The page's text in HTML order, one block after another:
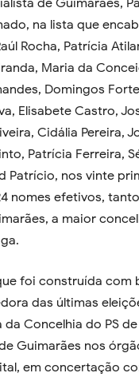
de Guimarães,
na lista que
Rocha, Patrícia
Maria da
Domingos
Elisabete Castro,
Cidália Pereira,
Patrícia Ferreira,
Patrício, nos vinte
nomes efetivos,
a maior
foi construída com
das últimas
Concelhia do PS
Guimarães nos
em concertação